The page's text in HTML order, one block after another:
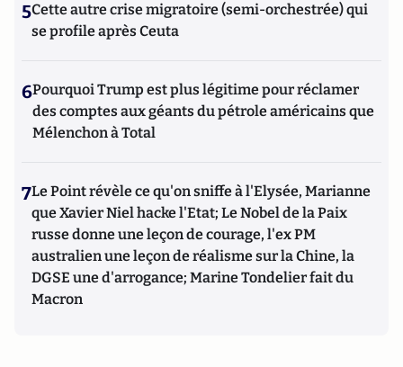
5Cette autre crise migratoire (semi-orchestrée) qui
se profile après Ceuta
6Pourquoi Trump est plus légitime pour réclamer
des comptes aux géants du pétrole américains que
Mélenchon à Total
7Le Point révèle ce qu'on sniffe à l'Elysée, Marianne
que Xavier Niel hacke l'Etat; Le Nobel de la Paix
russe donne une leçon de courage, l'ex PM
australien une leçon de réalisme sur la Chine, la
DGSE une d'arrogance; Marine Tondelier fait du
Macron